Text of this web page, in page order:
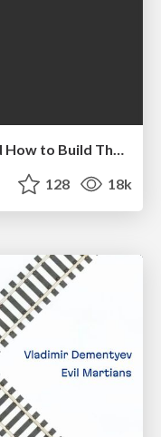
Principles of Awesome APIs and How to Build Them.
128 18k